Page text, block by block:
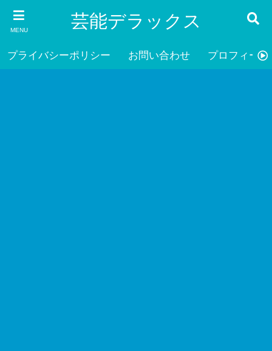
MENU 芸能デラックス
プライバシーポリシー お問い合わせ プロフィール